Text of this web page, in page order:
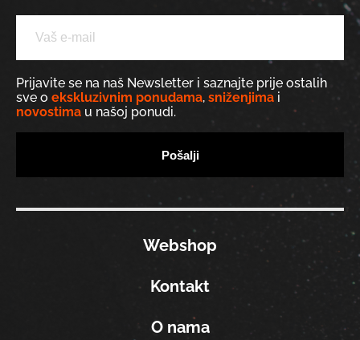
Prijavite se na naš Newsletter i saznajte prije ostalih
sve o ekskluzivnim ponudama, sniženjima i
novostima u našoj ponudi.
Webshop
Kontakt
O nama